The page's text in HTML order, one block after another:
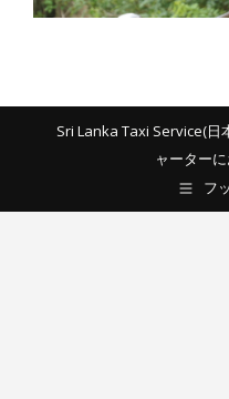
Sri Lanka Taxi Service(日
ャーターに
フ